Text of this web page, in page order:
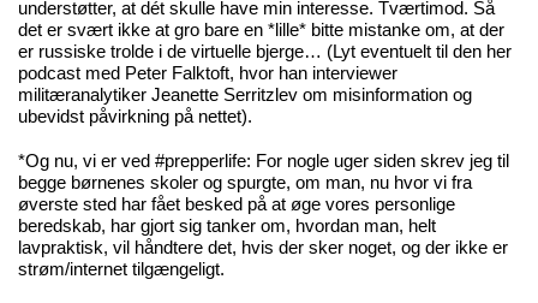
understøtter, at dét skulle have min interesse. Tværtimod. Så
det er svært ikke at gro bare en *lille* bitte mistanke om, at der
er russiske trolde i de virtuelle bjerge… (Lyt eventuelt til den her
podcastmed Peter Falktoft, hvor han interviewer
militæranalytiker Jeanette Serritzlevom misinformation og
ubevidst påvirkning på nettet).
*Og nu, vi er ved #prepperlife: For nogle uger siden skrev jeg til
begge børnenes skoler og spurgte, om man, nu hvor vi fra
øverste sted har fået besked på at øge vores personlige
beredskab, har gjort sig tanker om, hvordan man, helt
lavpraktisk, vil håndtere det, hvis der sker noget, og der ikke er
strøm/internet tilgængeligt.